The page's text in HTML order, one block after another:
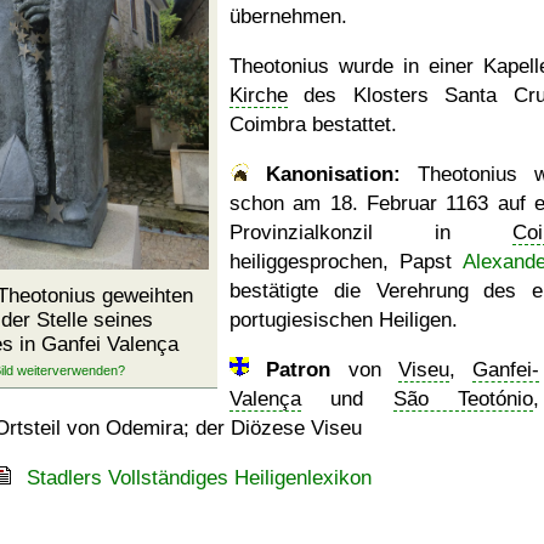
geweihten
Stelle seines
in Ganfei Valença
übernehmen.
Theotonius wurde in einer
Kirche des Klosters Santa
Coimbra bestattet.
Kanonisation:
Theotonius
schon am 18. Februar 1163 auf
Provinzialkonzil in
heiliggesprochen, Papst
bestätigte die Verehrung des
portugiesischen Heiligen.
Patron von Viseu, Ganfei-
Valençaund São Teotónio,
von Odemira; der Diözese Viseu
Stadlers Vollständiges Heiligenlexikon